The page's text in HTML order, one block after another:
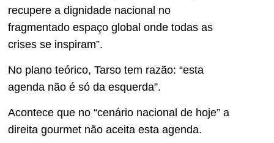
recupere a dignidade nacional no
fragmentado espaço global onde todas as
crises se inspiram”.
No plano teórico, Tarso tem razão: “esta
agenda não é só da esquerda”.
Acontece que no “cenário nacional de hoje” a
direita gourmet não aceita esta agenda.